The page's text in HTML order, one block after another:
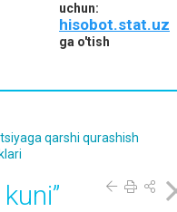
uchun:
hisobot.stat.uz
ga o'tish
qarshi qurashish